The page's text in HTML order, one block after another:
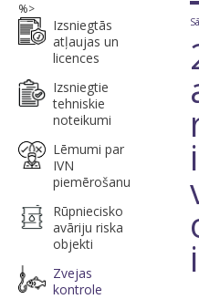
%>
Izsniegtās
atļaujas un
licences
Izsniegtie
tehniskie
noteikumi
Lēmumi par
IVN
piemērošanu
Rūpniecisko
avāriju riska
objekti
Zvejas
kontrole